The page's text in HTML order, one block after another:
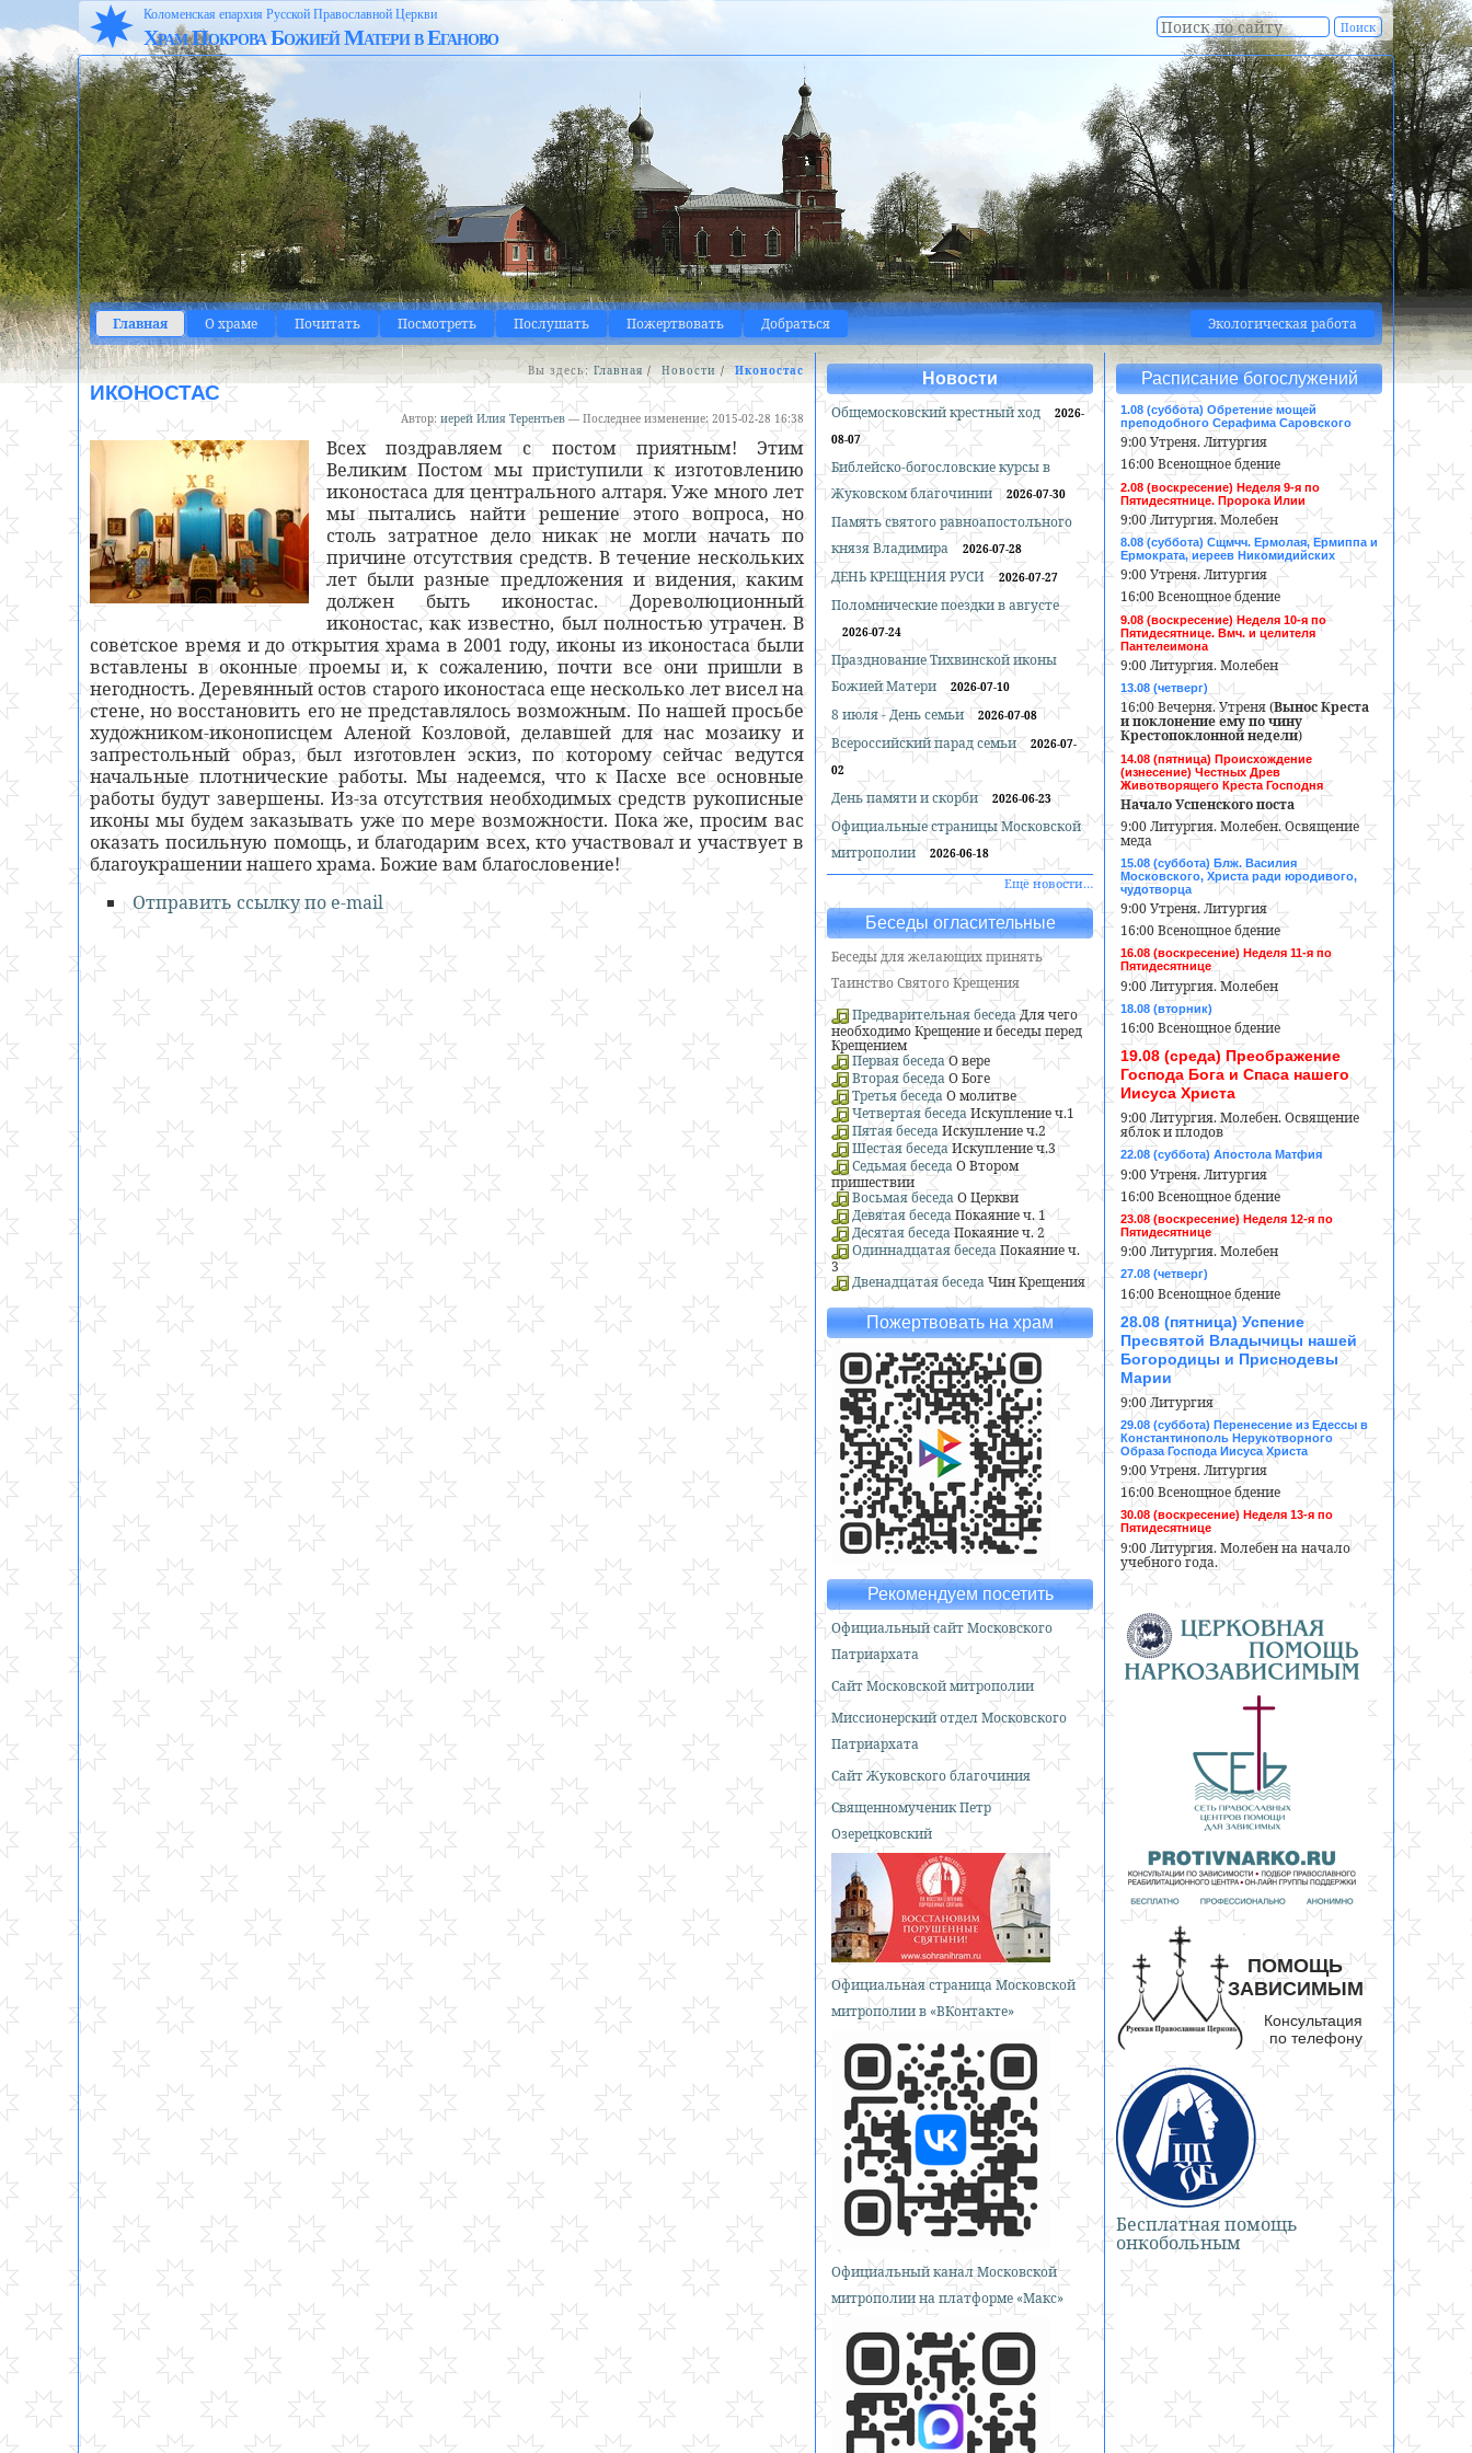
Коломенская епархия Русской Православной Церкви
Храм Покрова Божией Матери в Еганово
Главная О храме Почитать Посмотреть Послушать Пожертвовать Добраться Экологическая работа
Вы здесь: Главная /Новости /Иконостас
ИКОНОСТАС
Автор: иерей Илия Терентьев — Последнее изменение: 2015-02-28 16:38
Всех поздравляем с постом приятным! Этим
Великим Постом мы приступили к изготовлению
иконостаса для центрального алтаря. Уже много лет
мы пытались найти решение этого вопроса, но
столь затратное дело никак не могли начать по
причине отсутствия средств. В течение нескольких
лет были разные предложения и видения, каким
должен быть иконостас. Дореволюционный
иконостас, как известно, был полностью утрачен. В
советское время и до открытия храма в 2001 году, иконы из иконостаса были
вставлены в оконные проемы и, к сожалению, почти все они пришли в
негодность. Деревянный остов старого иконостаса еще несколько лет висел на
стене, но восстановить его не представлялось возможным. По нашей просьбе
художником-иконописцем Аленой Козловой, делавшей для нас мозаику и
запрестольный образ, был изготовлен эскиз, по которому сейчас ведутся
начальные плотнические работы. Мы надеемся, что к Пасхе все основные
работы будут завершены. Из-за отсутствия необходимых средств рукописные
иконы мы будем заказывать уже по мере возможности. Пока же, просим вас
оказать посильную помощь, и благодарим всех, кто участвовал и участвует в
благоукрашении нашего храма. Божие вам благословение!
Отправить ссылку по e-mail
Новости
Общемосковский крестный ход
2026-
08-07
Библейско-богословские курсы в
Жуковском благочинии
2026-07-30
Память святого равноапостольного
князя Владимира
2026-07-28
ДЕНЬ КРЕЩЕНИЯ РУСИ 2026-07-27
Поломнические поездки в августе
2026-07-24
Празднование Тихвинской иконы
Божией Матери
2026-07-10
8 июля - День семьи 2026-07-08
Всероссийский парад семьи
2026-07-
02
День памяти и скорби 2026-06-23
Официальные страницы Московской
митрополии
2026-06-18
Ещё новости…
Беседы огласительные
Беседы для желающих принять
Таинство Святого Крещения
Предварительная беседаДля чего
необходимо Крещение и беседы перед
Крещением
Первая беседа О вере
Вторая беседа О Боге
Третья беседа О молитве
Четвертая беседа Искупление ч.1
Пятая беседа Искупление ч.2
Шестая беседаИскупление ч.3
Седьмая беседа О Втором
пришествии
Восьмая беседа О Церкви
Девятая беседаПокаяние ч. 1
Десятая беседаПокаяние ч. 2
Одиннадцатая беседа Покаяние ч.
3
Двенадцатая беседа Чин Крещения
Пожертвовать на храм
Рекомендуем посетить
Официальный сайт Московского
Патриархата
Сайт Московской митрополии
Миссионерский отдел Московского
Патриархата
Сайт Жуковского благочиния
Священномученик Петр
Озерецковский
Официальная страница Московской
митрополии в «ВКонтакте»
Официальный канал Московской
митрополии на платформе «Макс»
Расписание богослужений
1.08 (суббота) Обретение мощей
преподобного Серафима Саровского
9:00 Утреня. Литургия
16:00 Всенощное бдение
2.08 (воскресение) Неделя 9-я по
Пятидесятнице. Пророка Илии
9:00 Литургия. Молебен
8.08 (суббота) Сщмчч. Ермолая, Ермиппа и
Ермократа, иереев Никомидийских
9:00 Утреня. Литургия
16:00 Всенощное бдение
9.08 (воскресение) Неделя 10-я по
Пятидесятнице. Вмч. и целителя
Пантелеимона
9:00 Литургия. Молебен
13.08 (четверг)
16:00 Вечерня. Утреня (Вынос Креста
и поклонение ему по чину
Крестопоклонной недели)
14.08 (пятница) Происхождение
(изнесение) Честных Древ
Животворящего Креста Господня
Начало Успенского поста
9:00 Литургия. Молебен. Освящение
меда
15.08 (суббота) Блж. Василия
Московского, Христа ради юродивого,
чудотворца
9:00 Утреня. Литургия
16:00 Всенощное бдение
16.08 (воскресение) Неделя 11-я по
Пятидесятнице
9:00 Литургия. Молебен
18.08 (вторник)
16:00 Всенощное бдение
19.08 (среда) Преображение
Господа Бога и Спаса нашего
Иисуса Христа
9:00 Литургия. Молебен. Освящение
яблок и плодов
22.08 (суббота) Апостола Матфия
9:00 Утреня. Литургия
16:00 Всенощное бдение
23.08 (воскресение) Неделя 12-я по
Пятидесятнице
9:00 Литургия. Молебен
27.08 (четверг)
16:00 Всенощное бдение
28.08 (пятница) Успение
Пресвятой Владычицы нашей
Богородицы и Приснодевы
Марии
9:00 Литургия
29.08 (суббота) Перенесение из Едессы в
Константинополь Нерукотворного
Образа Господа Иисуса Христа
9:00 Утреня. Литургия
16:00 Всенощное бдение
30.08 (воскресение) Неделя 13-я по
Пятидесятнице
9:00 Литургия. Молебен на начало
учебного года.
Бесплатная помощь
онкобольным